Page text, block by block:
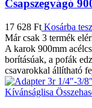
Csapszegvágó
17 628 Ft Kosárba
Már csak 3 termék
A karok 900mm
borításúak, a pofák
csavarokkal állítható
Kívánságlisa